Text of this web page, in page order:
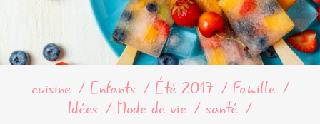
cuisine Enfants Été 2017
Famille
Idées
Mode de vie santé